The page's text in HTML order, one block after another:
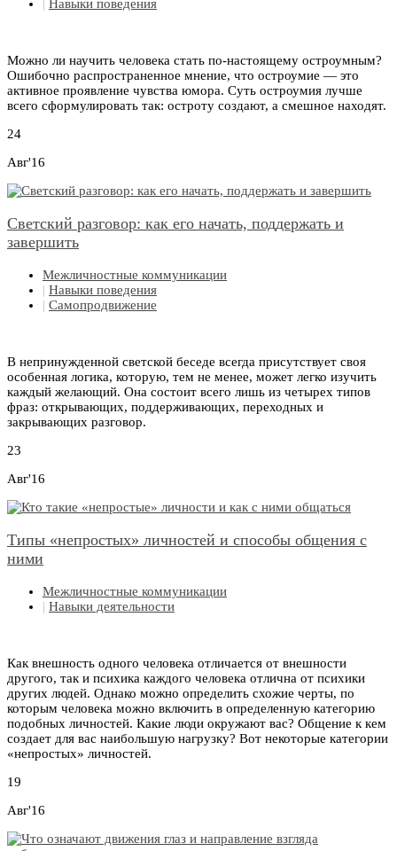
Навыки поведения
Можно ли научить человека стать по-настоящему остроумным?
Ошибочно распространенное мнение, что остроумие — это
активное проявление чувства юмора. Суть остроумия лучше
всего сформулировать так: остроту создают, а смешное находят.
24
Авг'16
Светский разговор: как его начать, поддержать и
завершить
Межличностные коммуникации
| Навыки поведения
| Самопродвижение
В непринужденной светской беседе всегда присутствует своя
особенная логика, которую, тем не менее, может легко изучить
каждый желающий. Она состоит всего лишь из четырех типов
фраз: открывающих, поддерживающих, переходных и
закрывающих разговор.
23
Авг'16
Типы «непростых» личностей и способы общения с
ними
Межличностные коммуникации
| Навыки деятельности
Как внешность одного человека отличается от внешности
другого, так и психика каждого человека отлична от психики
других людей. Однако можно определить схожие черты, по
которым человека можно включить в определенную категорию
подобных личностей. Какие люди окружают вас? Общение к кем
создает для вас наибольшую нагрузку? Вот некоторые категории
«непростых» личностей.
19
Авг'16